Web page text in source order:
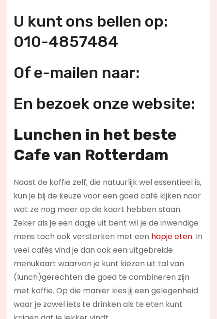
U kunt ons bellen op:
010-4857484
Of e-mailen naar:
En bezoek onze website:
Lunchen in het beste
Cafe van Rotterdam
Naast de koffie zelf, die natuurlijk wel essentieel is,
kun je bij de keuze voor een goed café kijken naar
wat ze nog meer op de kaart hebben staan.
Zeker als je een dagje uit bent wil je de inwendige
mens toch ook versterken met een hapje eten. In
veel cafés vind je dan ook een uitgebreide
menukaart waarvan je kunt kiezen uit tal van
(lunch)gerechten die goed te combineren zijn
met koffie. Op die manier kies jij een gelegenheid
waar je zowel iets te drinken als te eten kunt